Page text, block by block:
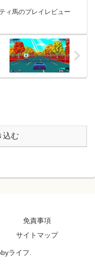
ィ馬のプレイレビュー
込む
免責事項
サイトマップ
ライフ.